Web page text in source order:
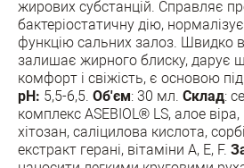
жирових субстанцій. Справляє
бактеріостатичну дію,
функцію сальних залоз. Швидко
залишає жирного блиску, дарує
комфорт і свіжість, є основою
pH: 5,5-6,5. Об'єм: 30 мл. Склад:
комплекс ASEBIOL® LS, алое
хітозан, саліцилова кислота,
екстракт герані, вітаміни А, Е, F.